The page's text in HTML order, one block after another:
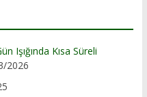
Işığında Kısa Süreli
2026